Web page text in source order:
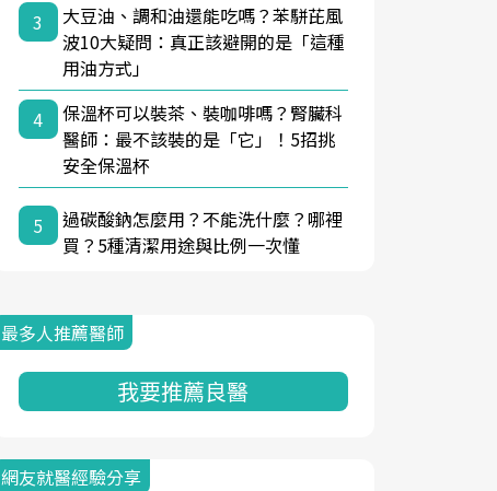
3
大豆油、調和油還能吃嗎？苯駢芘風
波10大疑問：真正該避開的是「這種
用油方式」
4
保溫杯可以裝茶、裝咖啡嗎？腎臟科
醫師：最不該裝的是「它」！5招挑
安全保溫杯
5
過碳酸鈉怎麼用？不能洗什麼？哪裡
買？5種清潔用途與比例一次懂
最多人推薦醫師
我要推薦良醫
網友就醫經驗分享